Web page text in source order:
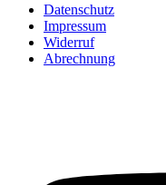
Datenschutz
Impressum
Widerruf
Abrechnung